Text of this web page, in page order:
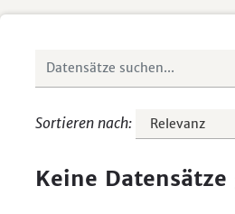
Sortieren nach
Keine